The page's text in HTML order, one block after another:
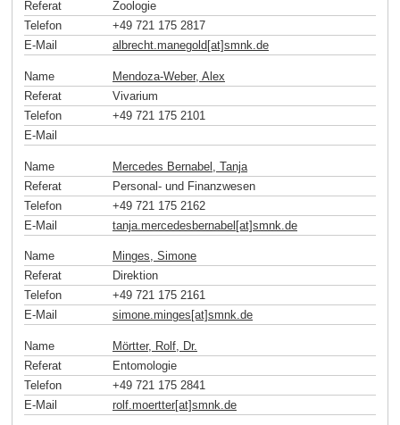
Referat
Zoologie
Telefon
+49 721 175 2817
E-Mail
albrecht.manegold[at]smnk.de
Name
Mendoza-Weber, Alex
Referat
Vivarium
Telefon
+49 721 175 2101
E-Mail
Name
Mercedes Bernabel, Tanja
Referat
Personal- und Finanzwesen
Telefon
+49 721 175 2162
E-Mail
tanja.mercedesbernabel[at]smnk de
Name
Minges, Simone
Referat
Direktion
Telefon
+49 721 175 2161
E-Mail
simone.minges[at]smnk.de
Name
Mörtter, Rolf, Dr.
Referat
Entomologie
Telefon
+49 721 175 2841
E-Mail
rolf.moertter[at]smnk.de